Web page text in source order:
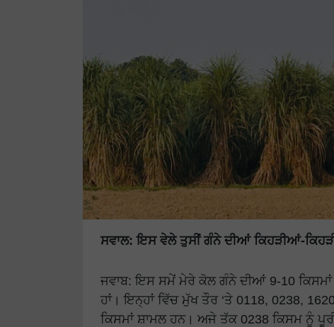
ਸਵਾਲ: ਇਸ ਵੇਲੇ ਤੁਸੀਂ ਗੰਨੇ ਦੀਆਂ ਕਿਹੜੀਆਂ-
ਜਵਾਬ: ਇਸ ਸਮੇਂ ਮੇਰੇ ਕੋਲ ਗੰਨੇ ਦੀਆਂ 9-10 ਕਿਸਮਾਂ
ਹਾਂ। ਇਨ੍ਹਾਂ ਵਿੱਚ ਮੁੱਖ ਤੌਰ ‘ਤੇ 0118, 0238,
ਕਿਸਮਾਂ ਸ਼ਾਮਲ ਹਨ। ਅਜੇ ਤੱਕ 0238 ਕਿਸਮ ਨੂੰ